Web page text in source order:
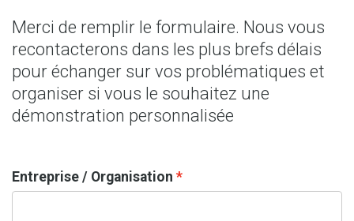
Merci de remplir le formulaire. Nous vous
recontacterons dans les plus brefs délais
pour échanger sur vos problématiques et
organiser si vous le souhaitez une
démonstration personnalisée
Entreprise / Organisation